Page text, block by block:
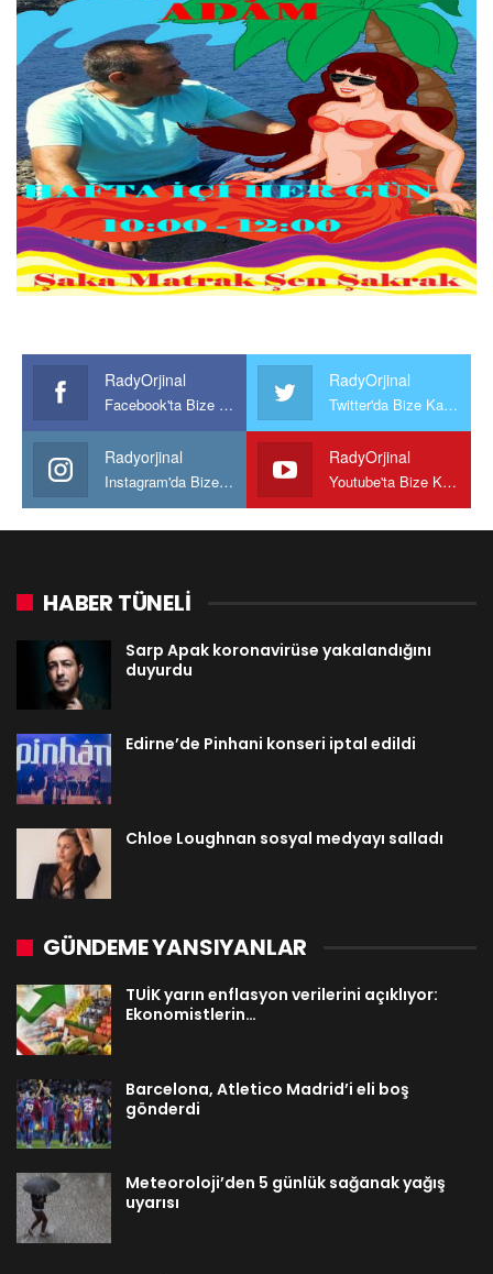
RadyOrjinal
Facebook'ta Bize Katılın
RadyOrjinal
Twitter'da Bize Katılın
Radyorjinal
Instagram'da Bize katılın
RadyOrjinal
Youtube'ta Bize Katılın
HABER TÜNELİ
Sarp Apak koronavirüse yakalandığını
duyurdu
Edirne’de Pinhani konseri iptal edildi
Chloe Loughnan sosyal medyayı salladı
GÜNDEME YANSIYANLAR
TUİK yarın enflasyon verilerini açıklıyor:
Ekonomistlerin…
Barcelona, Atletico Madrid’i eli boş
gönderdi
Meteoroloji’den 5 günlük sağanak yağış
uyarısı